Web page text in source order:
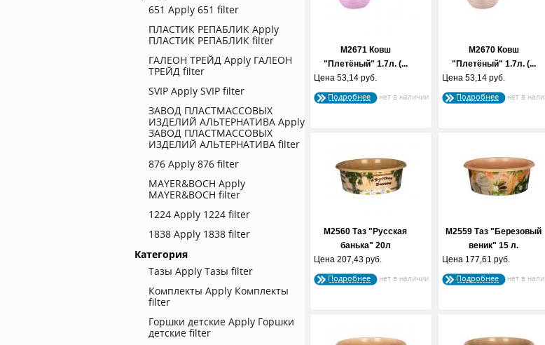
651 Apply 651 filter
ПЛАСТИК РЕПАБЛИК Apply
ПЛАСТИК РЕПАБЛИК filter
ГАЛЕОН ТРЕЙД Apply ГАЛЕОН
ТРЕЙД filter
SVIP Apply SVIP filter
ЗАВОД ПЛАСТМАССОВЫХ
ИЗДЕЛИЙ АЛЬТЕРНАТИВА Apply
ЗАВОД ПЛАСТМАССОВЫХ
ИЗДЕЛИЙ АЛЬТЕРНАТИВА filter
876 Apply 876 filter
MAYER&BOCH Apply
MAYER&BOCH filter
1224 Apply 1224 filter
1838 Apply 1838 filter
Категория
Тазы Apply Тазы filter
Комплекты Apply Комплекты
filter
Горшки детские Apply Горшки
детские filter
М2671 Ковш
"Плетёный" 1.7л. (...
Цена 53,14 руб.
Подробнее
М2670 Ковш
"Плетёный" 1.7л. (...
Цена 53,14 руб.
Подробнее
М2560 Таз "Русская
банька" 20л
Цена 207,43 руб.
Подробнее
М2559 Таз "Березовый
веник" 15 л.
Цена 177,61 руб.
Подробнее